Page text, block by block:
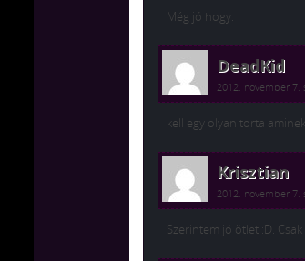
Még jó hogy.
DeadKid
2012. november 7.
kell egy olyan torta
Krisztian
2012. november 7.
Szerintem jó ötlet :D.